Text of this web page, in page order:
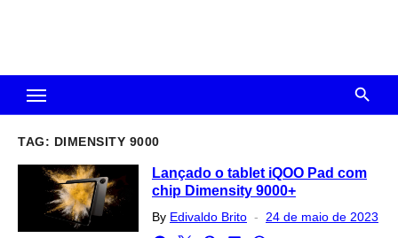
TAG: DIMENSITY 9000
Lançado o tablet iQOO Pad com
chip Dimensity 9000+
By Edivaldo Brito
Posted
24 de maio de 2023